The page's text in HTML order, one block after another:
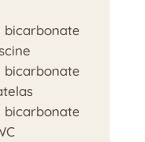
bicarbonate
bicarbonate
bicarbonate